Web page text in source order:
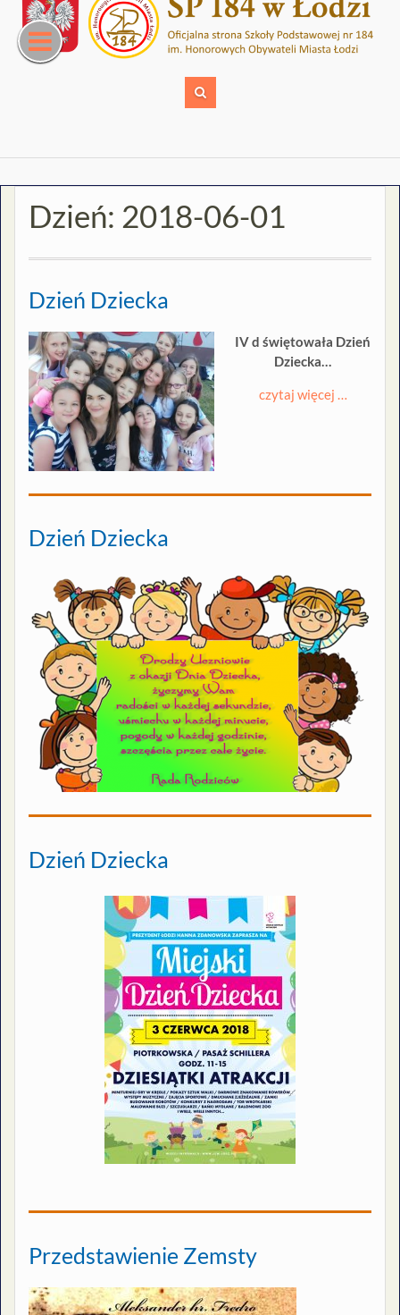
content
Dzień: 2018-06-01
Dzień Dziecka
IV d świętowała Dzień
Dziecka…
czytaj więcej …
Dzień Dziecka
Dzień Dziecka
Przedstawienie Zemsty